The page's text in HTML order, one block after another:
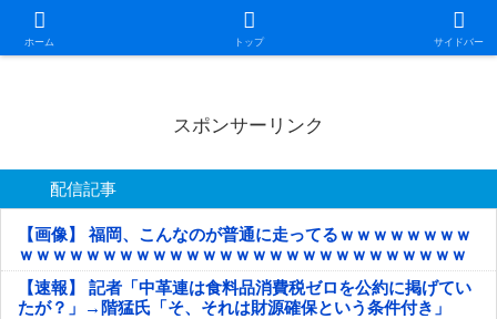
ホーム トップ サイドバー
日本第一！ニュース録
スポンサーリンク
配信記事
【画像】 福岡、こんなのが普通に走ってるｗｗｗｗｗｗｗｗ
ｗｗｗｗｗｗｗｗｗｗｗｗｗｗｗｗｗｗｗｗｗｗｗｗｗｗｗ
ｗｗｗｗｗ
【速報】 記者「中革連は食料品消費税ゼロを公約に掲げてい
たが？」→階猛氏「そ、それは財源確保という条件付き」